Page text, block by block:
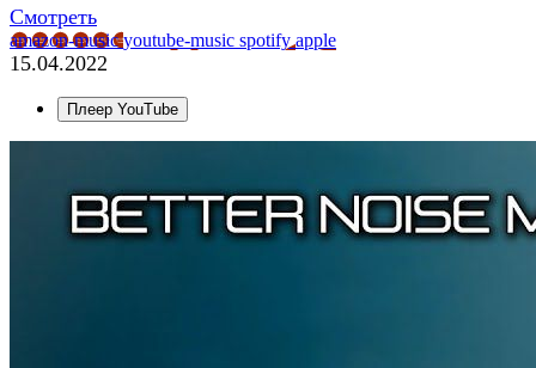
Смотреть
amazon-musicyoutube-music spotifyapple
15.04.2022
Плеер YouTube